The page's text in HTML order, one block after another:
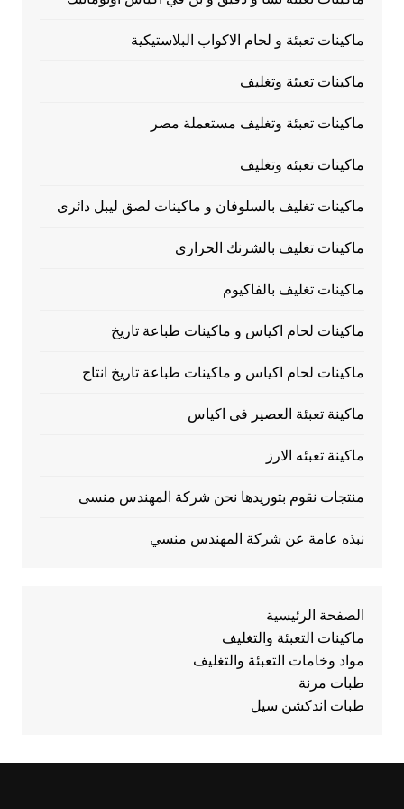
ماكينات تعبئة و لحام الاكواب البلاستيكية
ماكينات تعبئة وتغليف
ماكينات تعبئة وتغليف مستعملة مصر
ماكينات تعبئه وتغليف
ماكينات تغليف بالسلوفان و ماكينات لصق ليبل دائرى
ماكينات تغليف بالشرنك الحرارى
ماكينات تغليف بالفاكيوم
ماكينات لحام اكياس و ماكينات طباعة تاريخ
ماكينات لحام اكياس و ماكينات طباعة تاريخ انتاج
ماكينة تعبئة العصير فى اكياس
ماكينة تعبئه الارز
منتجات نقوم بتوريدها نحن شركة المهندس منسى
نبذه عامة عن شركة المهندس منسي
الصفحة الرئيسية
ماكينات التعبئة والتغليف
مواد وخامات التعبئة والتغليف
طبات مرنة
طبات اندكشن سيل